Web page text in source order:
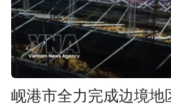
岘港市全力完成边境地